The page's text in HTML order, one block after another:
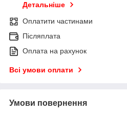
Детальніше
Оплатити частинами
Післяплата
Оплата на рахунок
Всі умови оплати
Умови повернення